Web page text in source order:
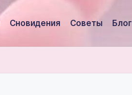
Сновидения Советы Блог